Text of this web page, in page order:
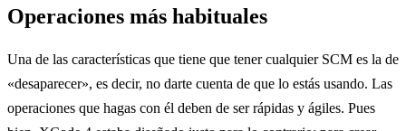
Operaciones más habituales
Una de las características que tiene que tener cualquier SCM es la de
«desaparecer», es decir, no darte cuenta de que lo estás usando. Las
operaciones que hagas con él deben de ser rápidas y ágiles. Pues